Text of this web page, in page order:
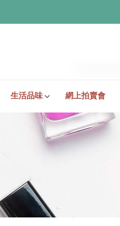
TOTAL
生活品味 網上拍賣會